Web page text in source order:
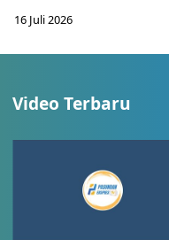
16 Juli 2026
Video Terbaru